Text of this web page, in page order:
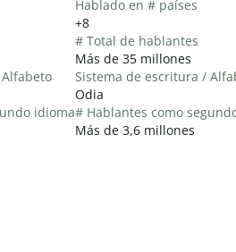
idioma
Hablado en # países
+8
# Total de hablantes
Más de 35 millones
Sistema de escritura /
Odia
# Hablantes como
Más de 3,6 millones